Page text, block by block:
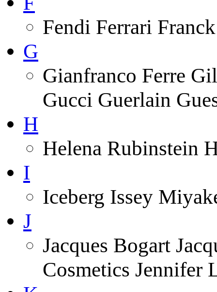
Fendi Ferrari
G
Gianfranco Ferre
Gucci Guerlain
H
Helena Rubinstein
I
Iceberg Issey
J
Jacques Bogart
Cosmetics Jennifer